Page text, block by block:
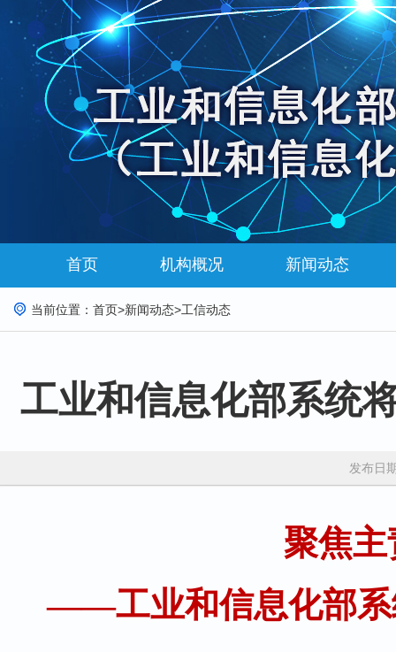
首页 机构概况 新闻动态
当前位置： 首页>新闻动态>工信动态
工业和信息化部系统
发布日
聚焦
——工业和信息化部系